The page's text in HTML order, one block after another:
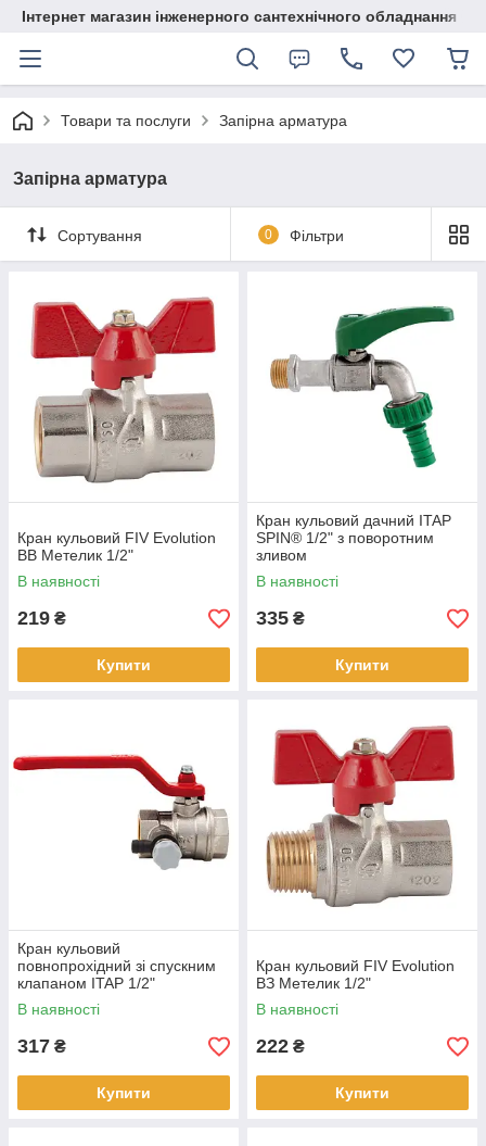
Інтернет магазин інженерного сантехнічного обладнання
Товари та послуги Запірна арматура
Запірна арматура
Сортування 0 Фільтри
Кран кульовий FIV Evolution
ВВ Метелик 1/2"
В наявності
219 ₴
Купити
Кран кульовий дачний ITAP
SPIN® 1/2" з поворотним
зливом
В наявності
335 ₴
Купити
Кран кульовий
повнопрохідний зі спускним
клапаном ITAP 1/2"
В наявності
317 ₴
Купити
Кран кульовий FIV Evolution
ВЗ Метелик 1/2"
В наявності
222 ₴
Купити